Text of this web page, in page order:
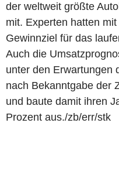
der weltweit größte
mit. Experten hatten
Gewinnziel für das
Auch die
unter den Erwartungen
nach Bekanntgabe der
und baute damit ihren
Prozent aus./zb/err/stk